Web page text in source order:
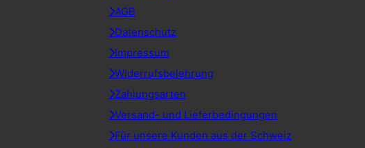
AGB
Datenschutz
Impressum
Widerrufsbelehrung
Zahlungsarten
Versand- und Lieferbedingungen
Für unsere Kunden aus der Schweiz